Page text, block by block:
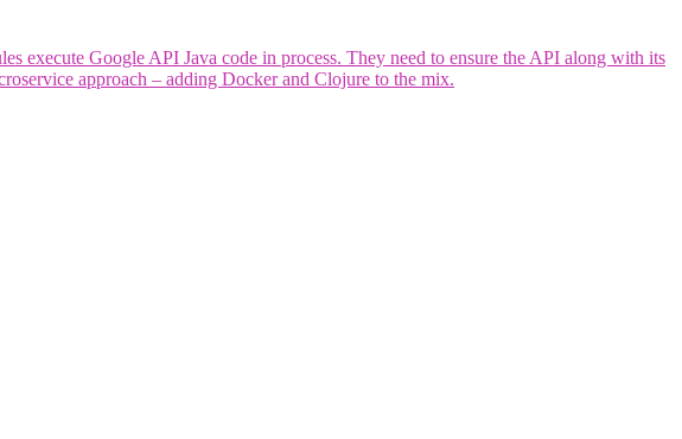
execute Google API Java code in process. They need to ensure the API along with its
approach – adding Docker and Clojure to the mix.